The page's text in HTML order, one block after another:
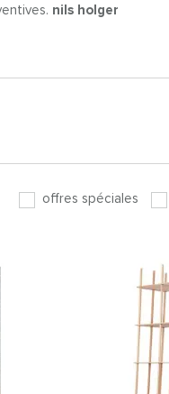
nils holger
offres spéciales